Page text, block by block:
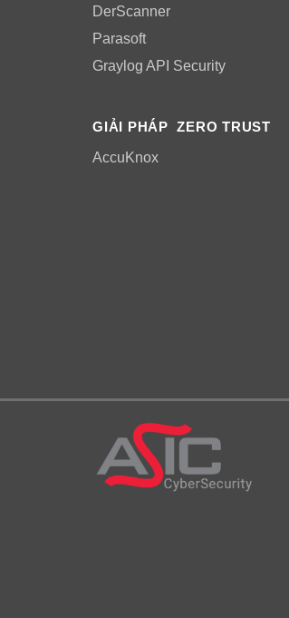
DerScanner
Parasoft
Graylog API Security
GIẢI PHÁP ZERO TRUST
AccuKnox